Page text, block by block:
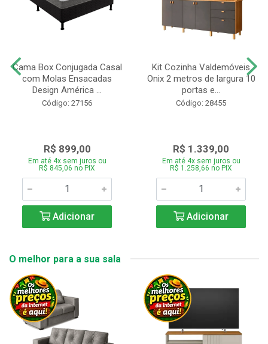
Cama Box Conjugada Casal
com Molas Ensacadas
Design América ...
Código: 27156
R$ 899,00
Em até 4x sem juros ou
R$ 845,06 no PIX
Adicionar
Kit Cozinha Valdemóveis
Onix 2 metros de largura 10
portas e...
Código: 28455
R$ 1.339,00
Em até 4x sem juros ou
R$ 1.258,66 no PIX
Adicionar
O melhor para a sua sala